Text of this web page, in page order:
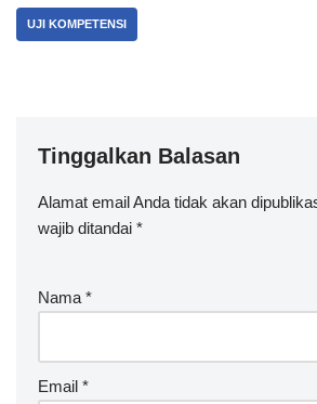
UJI KOMPETENSI
Tinggalkan Balasan
Alamat email Anda tidak akan
wajib ditandai *
Nama *
Email *